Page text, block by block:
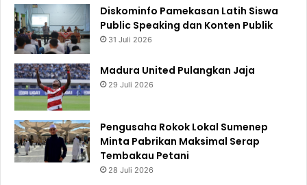
Diskominfo Pamekasan Latih Siswa
Public Speaking dan Konten Publik
31 Juli 2026
Madura United Pulangkan Jaja
29 Juli 2026
Pengusaha Rokok Lokal Sumenep
Minta Pabrikan Maksimal Serap
Tembakau Petani
28 Juli 2026